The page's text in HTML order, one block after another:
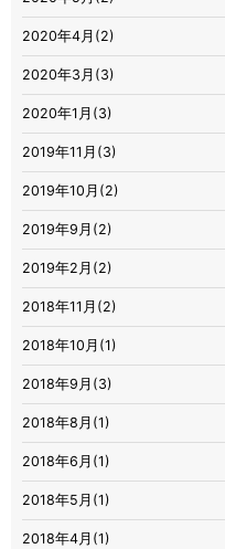
2020年4月(2)
2020年3月(3)
2020年1月(3)
2019年11月(3)
2019年10月(2)
2019年9月(2)
2019年2月(2)
2018年11月(2)
2018年10月(1)
2018年9月(3)
2018年8月(1)
2018年6月(1)
2018年5月(1)
2018年4月(1)